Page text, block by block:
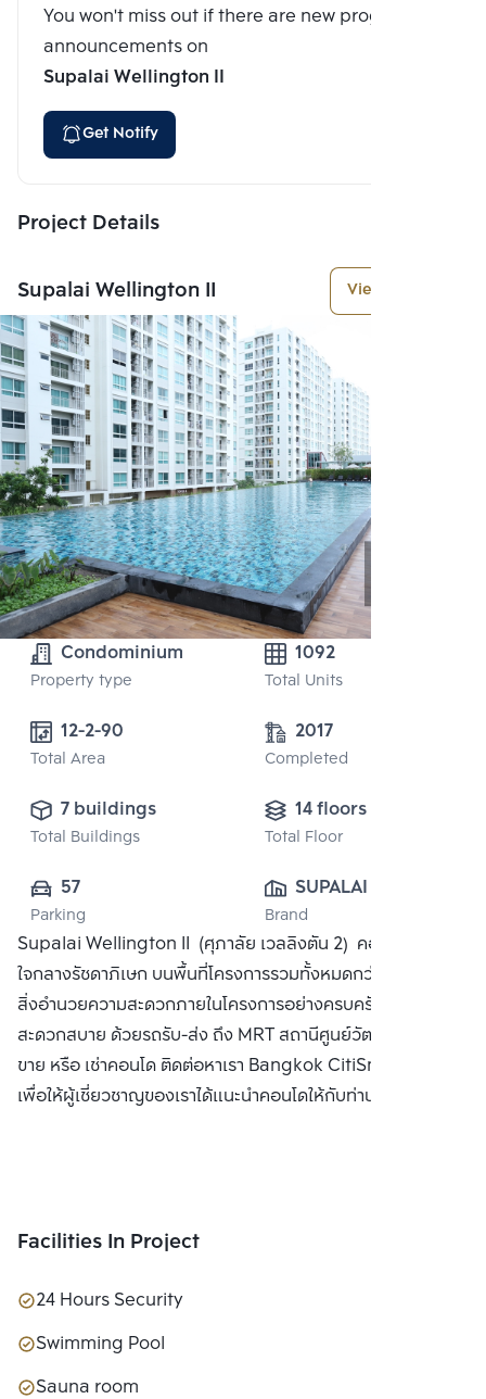
You won't miss out if there are new program
announcements on
Supalai Wellington II
Get Notify
Project Details
Supalai Wellington II View More
Condominium
Property type
1092
Total Units
12-2-90
Total Area
2017
Completed
7 buildings
Total Buildings
14 floors
Total Floor
57
Parking
SUPALAI PUBLIC
CO., LTD.
Brand
Supalai Wellington II (ศุภาลัย เวลลิงตัน 2) คอนโดใหม่
ใจกลางรัชดาภิเษก บนพื้นที่โครงการรวมทั้งหมดกว่า 12 ไร่ พร้อม
สิ่งอำนวยความสะดวกภายในโครงการอย่างครบครัน เดินทาง
สะดวกสบาย ด้วยรถรับ-ส่ง ถึง MRT สถานีศูนย์วัฒนธรรมฯซื้อ
ขาย หรือ เช่าคอนโด ติดต่อหาเรา Bangkok CitiSmart ได้ทันที
เพื่อให้ผู้เชี่ยวชาญของเราได้แนะนำคอนโดให้กับท่าน
Facilities In Project
24 Hours Security
Swimming Pool
Sauna room